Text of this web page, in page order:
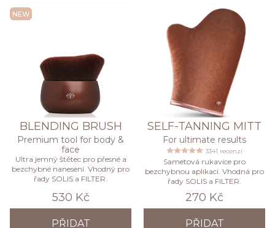
NEW
BLENDING BRUSH
Premium tool for body &
face
Ultra jemný štětec pro přesné a
bezchybné nanesení. Vhodný pro
řady SOLIS a FILTER.
530 Kč
PŘIDAT
SELF-TANNING MITT
For ultimate results
3341 recenzí
Sametová rukavice pro
bezchybnou aplikaci. Vhodná pro
řady SOLIS a FILTER.
270 Kč
PŘIDAT